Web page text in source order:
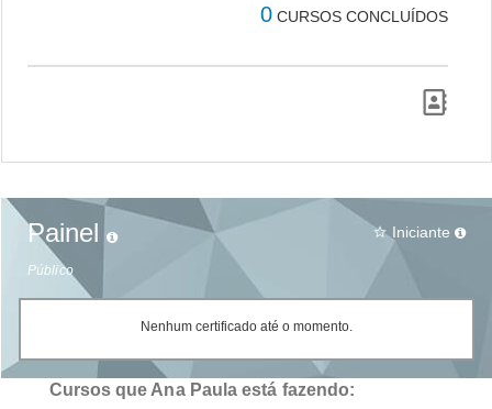
0 CURSOS CONCLUÍDOS
Painel
Público
star_border Iniciante
Nenhum certificado até o momento.
Cursos que Ana Paula está fazendo: